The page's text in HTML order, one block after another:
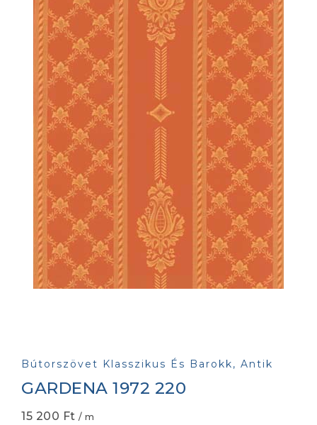
Bútorszövet Klasszikus És Barokk, Antik
GARDENA 1972 220
15 200 Ft / m